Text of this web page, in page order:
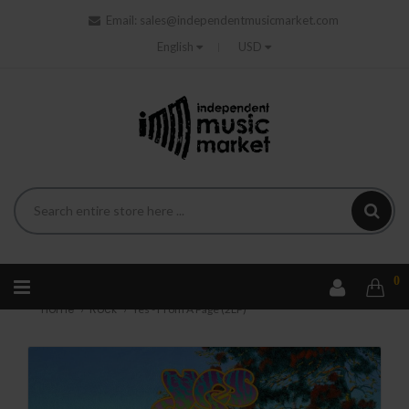
Email:
sales@independentmusicmarket.com
English
USD
0
Home Rock Yes - From A Page (2LP)